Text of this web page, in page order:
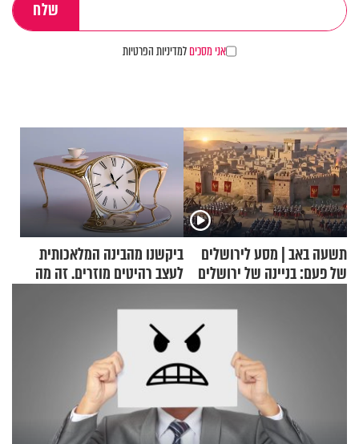
אני מסכיםלמדיניות הפרטיות
תשעה באב | מסע לירושלים
של פעם: בניינה של ירושלים
ביקשנו מהבינה המלאכותית
לעצב רהיטים מוזרים. זה מה